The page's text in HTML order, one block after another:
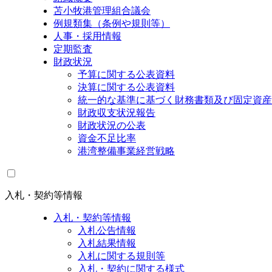
苫小牧港管理組合議会
例規類集（条例や規則等）
人事・採用情報
定期監査
財政状況
予算に関する公表資料
決算に関する公表資料
統一的な基準に基づく財務書類及び固定資
財政収支状況報告
財政状況の公表
資金不足比率
港湾整備事業経営戦略
入札・契約等情報
入札・契約等情報
入札公告情報
入札結果情報
入札に関する規則等
入札・契約に関する様式